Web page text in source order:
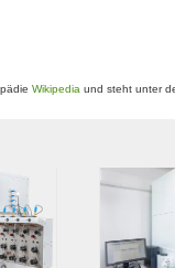
Wikipedia und steht unter